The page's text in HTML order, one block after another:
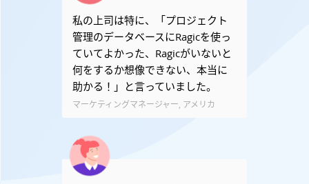
私の上司は特に、「プロジェクト
管理のデータベースにRagicを使っ
ていてよかった、Ragicがいないと
何をするか想像できない、本当に
助かる！」と言っていました。
マーケティングマネージャー, アメリカ